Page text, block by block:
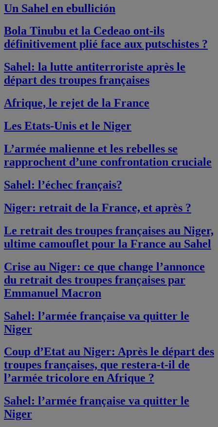
Un Sahel en ebullición
Bola Tinubu et la Cedeao ont-ils
définitivement plié face aux putschistes ?
Sahel: la lutte antiterroriste après le
départ des troupes françaises
Afrique, le rejet de la France
Les Etats-Unis et le Niger
L’armée malienne et les rebelles se
rapprochent d’une confrontation cruciale
Sahel: l’échec français?
Niger: retrait de la France, et après ?
Le retrait des troupes françaises au Niger,
ultime camouflet pour la France au Sahel
Crise au Niger: ce que change l’annonce
du retrait des troupes françaises par
Emmanuel Macron
Sahel: l’armée française va quitter le
Niger
Coup d’Etat au Niger: Après le départ des
troupes françaises, que restera-t-il de
l’armée tricolore en Afrique ?
Sahel: l’armée française va quitter le
Niger